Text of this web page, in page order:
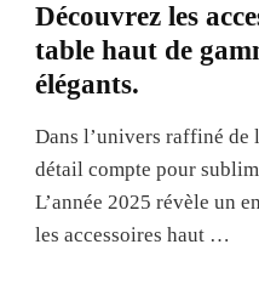
Découvrez les
table haut de
élégants.
Dans l’univers raffiné de
détail compte pour
L’année 2025 révèle un
les accessoires haut …